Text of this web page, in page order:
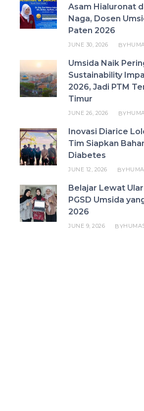
Asam Hialuronat
Naga, Dosen
Paten 2026
JUNE 30, 2026 BY
Umsida Naik
Sustainability
2026, Jadi PTM
Timur
JUNE 26, 2026 BY
Inovasi Diarice
Tim Siapkan
Diabetes
JUNE 12, 2026 BY
Belajar Lewat
PGSD Umsida
2026
JUNE 9, 2026 BY